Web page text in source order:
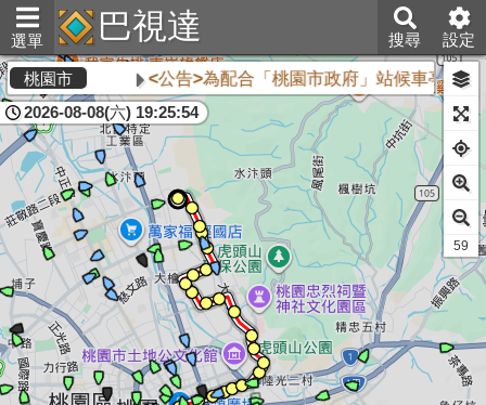
選單 巴視達 搜尋 設定
桃園市 <公告>為配合「桃園市政府」站候車亭自
2026-08-08(六) 19:25:54
59